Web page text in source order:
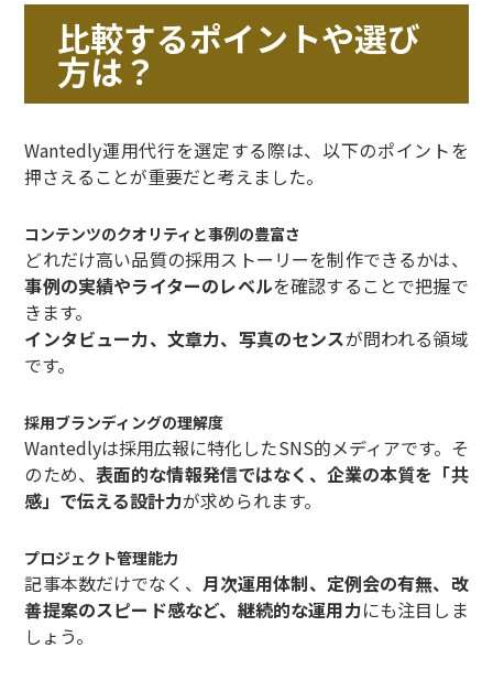
比較するポイントや選び
方は？
Wantedly運用代行を選定する際は、以下のポイントを
押さえることが重要だと考えました。
コンテンツのクオリティと事例の豊富さ
どれだけ高い品質の採用ストーリーを制作できるかは、
事例の実績やライターのレベルを確認することで把握で
きます。
インタビュー力、文章力、写真のセンスが問われる領域
です。
採用ブランディングの理解度
Wantedlyは採用広報に特化したSNS的メディアです。そ
のため、 表面的な情報発信ではなく、企業の本質を「共
感」で伝える設計力が求められます。
プロジェクト管理能力
記事本数だけでなく、 月次運用体制、定例会の有無、改
善提案のスピード感など、継続的な運用力にも注目しま
しょう。